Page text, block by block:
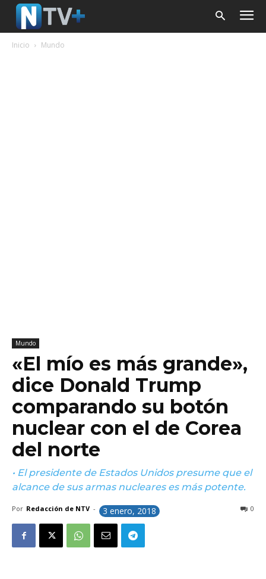
Inicio Mundo
Mundo
«El mío es más grande»,
dice Donald Trump
comparando su botón
nuclear con el de Corea
del norte
• El presidente de Estados Unidos presume que el
alcance de sus armas nucleares es más potente.
Por Redacción de NTV - 3 enero, 2018 0